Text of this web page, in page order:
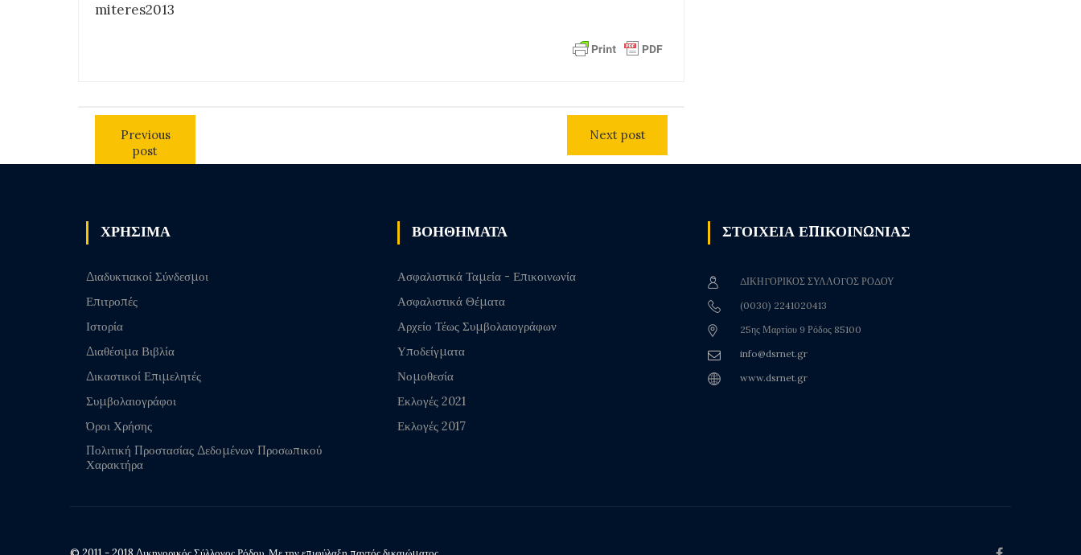
miteres2013
Previous
post
Next post
ΧΡΗΣΙΜΑ
Διαδυκτιακοί Σύνδεσμοι
Επιτροπές
Ιστορία
Διαθέσιμα Βιβλία
Δικαστικοί Επιμελητές
Συμβολαιογράφοι
Όροι Χρήσης
Πολιτική Προστασίας Δεδομένων Προσωπικού
Χαρακτήρα
ΒΟΗΘΗΜΑΤΑ
Ασφαλιστικά Ταμεία - Επικοινωνία
Ασφαλιστικά Θέματα
Αρχείο Τέως Συμβολαιογράφων
Υποδείγματα
Νομοθεσία
Εκλογές 2021
Εκλογές 2017
ΣΤΟΙΧΕΙΑ ΕΠΙΚΟΙΝΩΝΙΑΣ
ΔΙΚΗΓΟΡΙΚΟΣ ΣΥΛΛΟΓΟΣ ΡΟΔΟΥ
(0030) 2241020413
25ης Μαρτίου 9 Ρόδος 85100
info@dsrnet.gr
www.dsrnet.gr